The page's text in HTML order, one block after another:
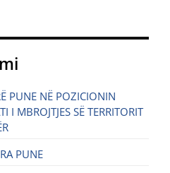
PUNE NË POZICIONIN
I MBROJTJES SË TERRITORIT
PUNE